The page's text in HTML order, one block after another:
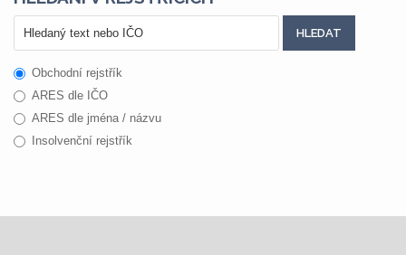
Obchodní rejstřík
ARES dle IČO
ARES dle jména / názvu
Insolvenční rejstřík